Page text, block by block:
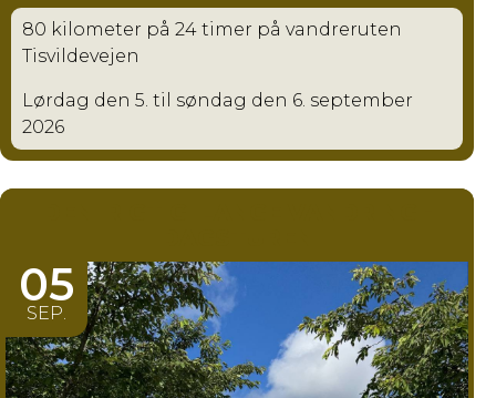
80 kilometer på 24 timer på vandreruten
Tisvildevejen
Lørdag den 5. til søndag den 6. september
2026
05
SEP.